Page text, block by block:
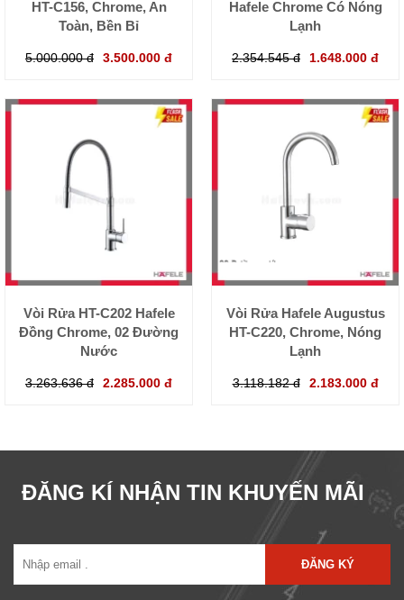
HT-C156, Chrome, An
Toàn, Bền Bỉ
5.000.000 đ 3.500.000 đ
Hafele Chrome Có Nóng
Lạnh
2.354.545 đ 1.648.000 đ
Vòi Rửa HT-C202 Hafele
Đồng Chrome, 02 Đường
Nước
3.263.636 đ 2.285.000 đ
Vòi Rửa Hafele Augustus
HT-C220, Chrome, Nóng
Lạnh
3.118.182 đ 2.183.000 đ
ĐĂNG KÍ NHẬN TIN KHUYẾN MÃI
ĐĂNG KÝ